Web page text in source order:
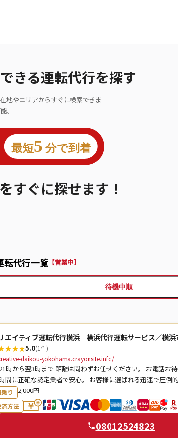
きる運転代行を探す
地やエリアからすぐに検索できま
。
すぐに探せます！
転代行一覧 【営業中】
待機中順
エイティブ運転代行横浜 横浜代行運転サービス／横浜
★★★5.0(1件)
daikou-yokohama.crayonsite.info/
21時から翌3時まで 距離は問わずお任せください。 お電話お
間に正確な認定業者で安心。 お客様に選ばれる迅速で圧倒
り 2,000円
済方法
08012524823